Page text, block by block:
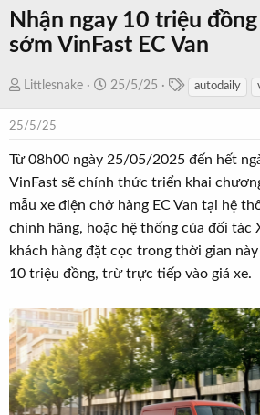
Nhận ngay 10 triệu
sớm VinFast EC Van
T
r
a
d
s
t
a
r
e
r
Littlesnake
N
b
ắ
t
đ
ầ
u
25/5/25 autodaily
25/5/25
Từ 08h00 ngày 25/05/2025 đến hết
VinFast sẽ chính thức triển khai
mẫu xe điện chở hàng EC Van tại hệ
chính hãng, hoặc hệ thống của đối tác
khách hàng đặt cọc trong thời gian
10 triệu đồng, trừ trực tiếp vào giá xe.